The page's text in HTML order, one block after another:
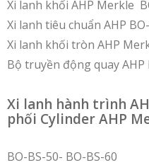
Xi lanh khối AHP Merkle
Xi lanh tiêu chuẩn AHP
Xi lanh khối tròn AHP
Bộ truyền động quay AHP
Xi lanh hành trình
phối Cylinder AHP
BO-BS-50- BO-BS-60